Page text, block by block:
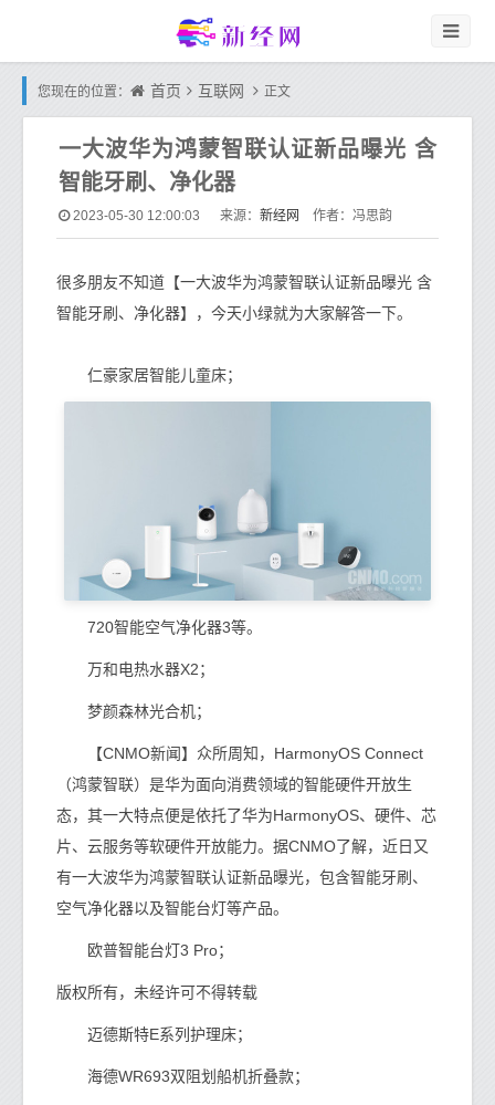
您现在的位置： 首页 互联网 正文
一大波华为鸿蒙智联认证新品曝光 含
智能牙刷、净化器
2023-05-30 12:00:03 来源： 新经网 作者：冯思韵
很多朋友不知道【一大波华为鸿蒙智联认证新品曝光 含
智能牙刷、净化器】，今天小绿就为大家解答一下。
仁豪家居智能儿童床；
720智能空气净化器3等。
万和电热水器X2；
梦颜森林光合机；
【CNMO新闻】众所周知，HarmonyOS Connect
（鸿蒙智联）是华为面向消费领域的智能硬件开放生
态，其一大特点便是依托了华为HarmonyOS、硬件、芯
片、云服务等软硬件开放能力。据CNMO了解，近日又
有一大波华为鸿蒙智联认证新品曝光，包含智能牙刷、
空气净化器以及智能台灯等产品。
欧普智能台灯3 Pro；
版权所有，未经许可不得转载
迈德斯特E系列护理床；
海德WR693双阻划船机折叠款；